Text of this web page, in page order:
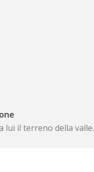
lui il terreno della valle.